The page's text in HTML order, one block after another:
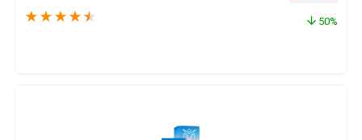
★ ★ ★ ★ ★ 50%